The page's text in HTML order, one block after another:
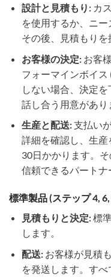
設計と見積もり:カ
を使用するか、ニー
その後、見積もりを
お客様の決定:お客
フォーマインボイ
しない場合、決定
話し合う用意があり
生産と配送:支払い
詳細を確認し、生
30日かかります。
信頼できるパートナ
標準製品 (ステップ 4, 6,
見積もりと決定:標
します。
配送:お客様が見積
を発送します。す